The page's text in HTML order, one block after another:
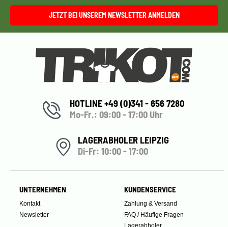
JETZT BEI UNSEREM NEWSLETTER ANMELDEN
HOTLINE +49 (0)341 - 656 7280
Mo-Fr.: 09:00 - 17:00 Uhr
LAGERABHOLER LEIPZIG
Di-Fr: 10:00 - 17:00
UNTERNEHMEN
Kontakt
Newsletter
KUNDENSERVICE
Zahlung & Versand
FAQ / Häufige Fragen